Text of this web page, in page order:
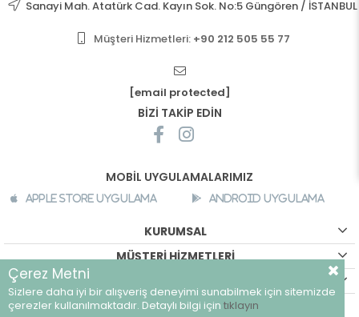
Sanayi Mah. Atatürk Cad. Kayın Sok. No:5 Güngören / İSTANBUL
Müşteri Hizmetleri: +90 212 505 55 77
[email protected]
BİZİ TAKİP EDİN
MOBİL UYGULAMALARIMIZ
Apple Store Uygulama Android Uygulama
KURUMSAL
MÜŞTERİ HİZMETLERİ
©breeze.com.tr - Tüm hakları saklıdır.
Çerez Metni
Sizlere daha iyi bir alışveriş deneyimi sunabilmek için sitemizde
çerezler kullanılmaktadır. Detaylı bilgi için tıklayın